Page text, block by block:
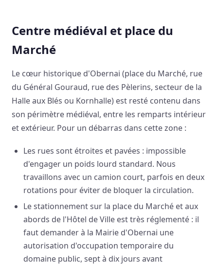
Centre médiéval et place du
Marché
Le cœur historique d'Obernai (place du Marché, rue
du Général Gouraud, rue des Pèlerins, secteur de la
Halle aux Blés ou Kornhalle) est resté contenu dans
son périmètre médiéval, entre les remparts intérieur
et extérieur. Pour un débarras dans cette zone :
Les rues sont étroites et pavées : impossible
d'engager un poids lourd standard. Nous
travaillons avec un camion court, parfois en deux
rotations pour éviter de bloquer la circulation.
Le stationnement sur la place du Marché et aux
abords de l'Hôtel de Ville est très réglementé : il
faut demander à la Mairie d'Obernai une
autorisation d'occupation temporaire du
domaine public, sept à dix jours avant